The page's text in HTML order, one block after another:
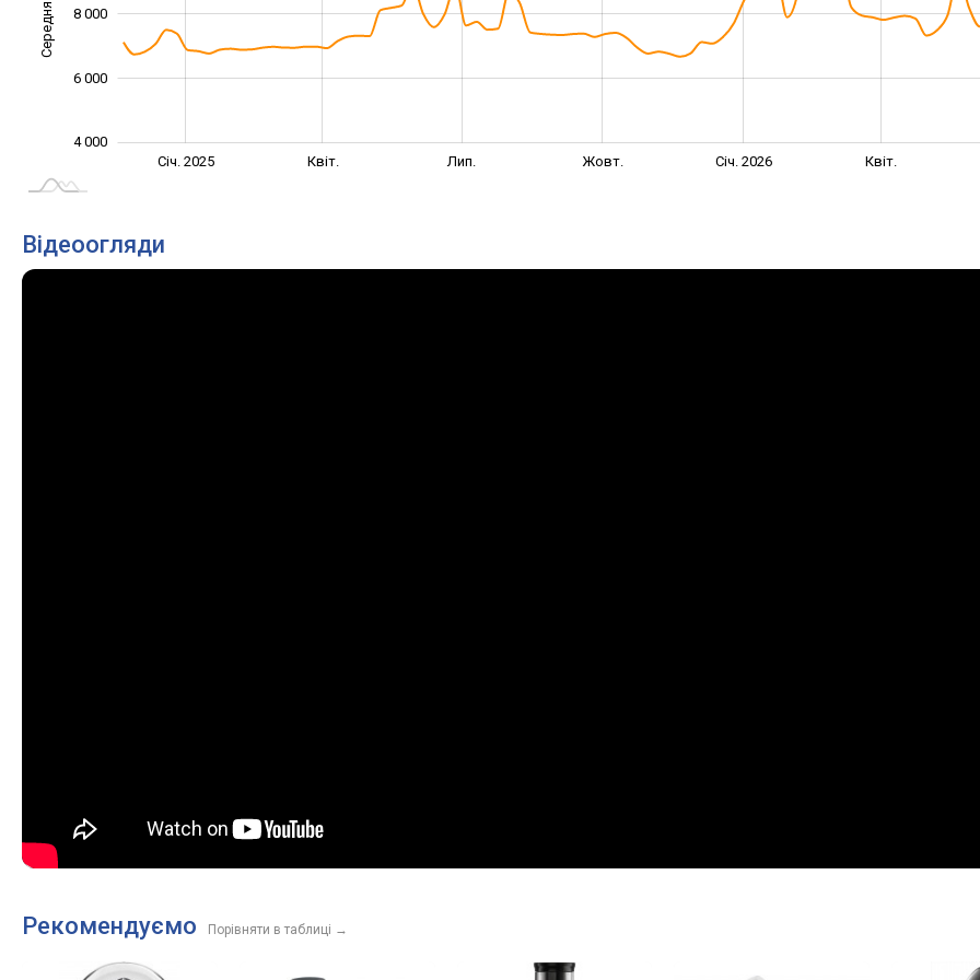
10 000
4 000
6 000
8 000
Січ. 2025 Квіт. Лип. Жовт. Січ. 2026 Квіт.
Відеоогляди
Рекомендуємо Порівняти в таблиці →